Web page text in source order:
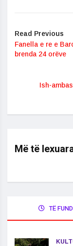
Read Previous
Fanella e re e
brenda 24 orëve
Ish-
Më të
TË